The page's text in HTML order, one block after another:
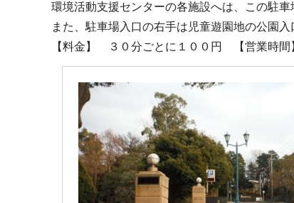
環境活動支援センターの各施設へは、この駐車
また、駐車場入口の右手は児童遊園地の公園
【料金】 ３０分ごとに１００円 【営業時